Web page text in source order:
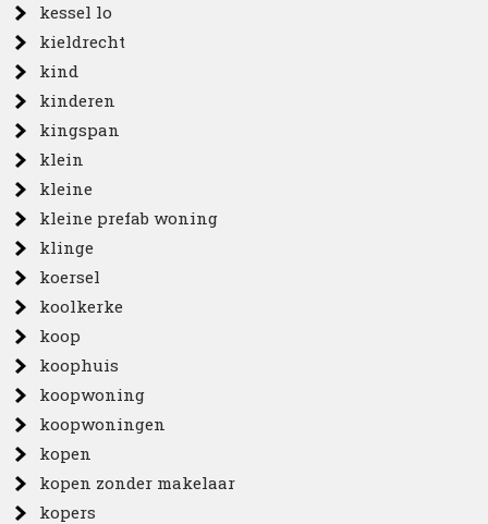
kessel lo
kieldrecht
kind
kinderen
kingspan
klein
kleine
kleine prefab woning
klinge
koersel
koolkerke
koop
koophuis
koopwoning
koopwoningen
kopen
kopen zonder makelaar
kopers